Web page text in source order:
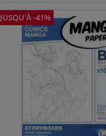
JUSQU'À-41%